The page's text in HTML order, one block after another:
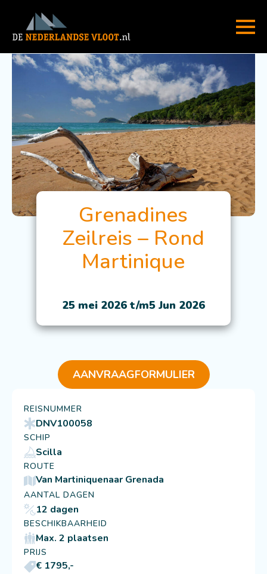
Grenadines
Zeilreis – Rond
Martinique
25 mei 2026 t/m5 Jun 2026
AANVRAAGFORMULIER
REISNUMMER
DNV100058
SCHIP
Scilla
ROUTE
Van Martiniquenaar Grenada
AANTAL DAGEN
12 dagen
BESCHIKBAARHEID
Max. 2 plaatsen
PRIJS
€ 1795,-